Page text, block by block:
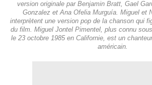
version originale par Benjamin Bratt, Gael
Gonzalez et Ana Ofelia Murguía. Miguel et
interprètent une version pop de la chanson qui
du film. Miguel Jontel Pimentel, plus connu
le 23 octobre 1985 en Californie, est un
américain.